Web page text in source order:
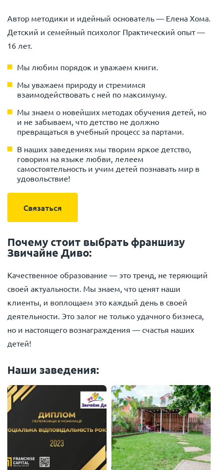
Автор методики и идейный основатель — Елена Хома.
Детский и семейный психолог Практический опыт —
16 лет.
Мы любим порядок и уважаем книги.
Мы уважаем природу и стремимся
взаимодействовать с ней по максимуму.
Мы знаем о новейших методах обучения детей, но
и не забываем, что детство не должно
превращаться в учебный процесс за партами.
В наших заведениях мы творим яркое детство,
говорим на языке любви, лелеем
самостоятельность и учим детей познавать мир в
удовольствие!
Связаться
Почему стоит выбрать франшизу
Звичайне Диво:
Качественное образование — это тренд, не теряющий
своей актуальности. Мы знаем, что ценят наши
клиенты, и воплощаем это каждый день в своей
деятельности. Это залог не только удачного бизнеса,
но и настоящего вознаграждения — счастья наших
детей!
Наши заведения: